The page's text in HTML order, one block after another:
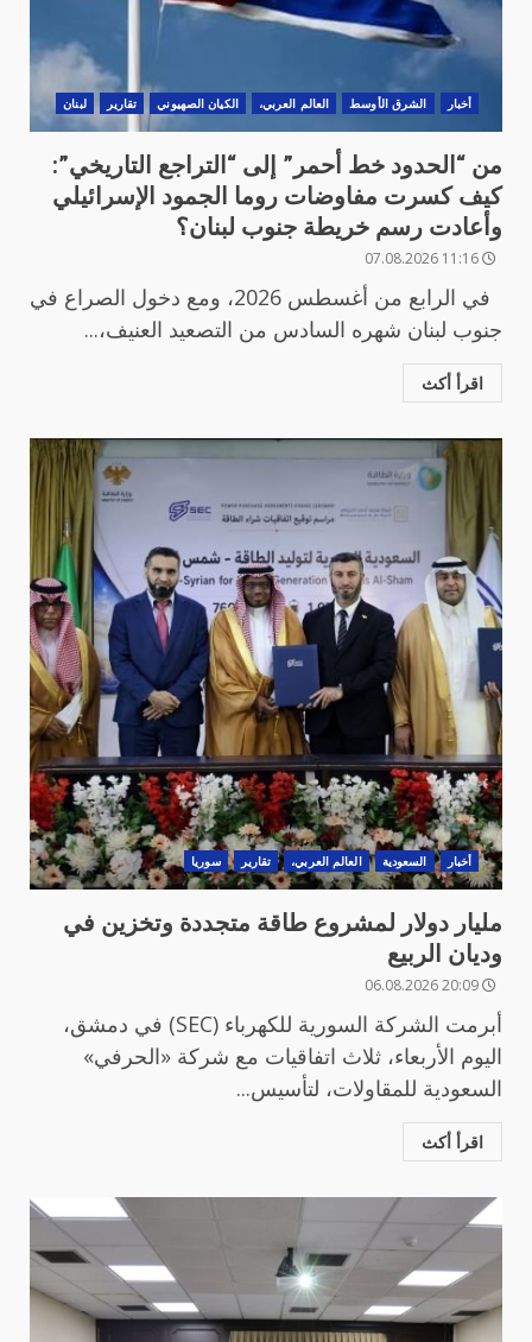
أخبار الشرق الأوسط العالم العربي، الكيان الصهيوني تقارير لبنان
من “الحدود خط أحمر” إلى “التراجع التاريخي”:
كيف كسرت مفاوضات روما الجمود الإسرائيلي
وأعادت رسم خريطة جنوب لبنان؟
في الرابع من أغسطس 2026، ومع دخول الصراع في
جنوب لبنان شهره السادس من التصعيد العنيف،...
اقرأ أكث
أخبار السعودية العالم العربي، تقارير سوريا
مليار دولار لمشروع طاقة متجددة وتخزين في
وديان الربيع
أبرمت الشركة السورية للكهرباء (SEC) في دمشق،
اليوم الأربعاء، ثلاث اتفاقيات مع شركة «الحرفي»
السعودية للمقاولات، لتأسيس...
اقرأ أكث